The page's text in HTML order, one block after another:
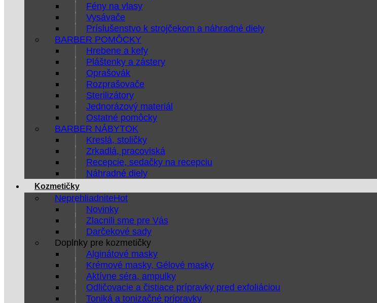
Fény na vlasy
Vysávače
Príslušenstvo k strojčekom a náhradné diely
BARBER POMÔCKY
Hrebene a kefy
Pláštenky a zástery
Oprašovák
Rozprašovače
Sterilizátory
Jednorázový materiál
Ostatné pomôcky
BARBER NÁBYTOK
Kreslá, stoličky
Zrkadlá, pracoviská
Recepcie, sedačky na recepciu
Náhradné diely
Kozmetičky
Neprehliadnite
Novinky
Zlacnili sme pre Vás
Darčekové sady
Doplnky pre kozmetičky
Alginátové masky
Krémové masky, Gélové masky
Aktívne séra, ampulky
Odličovacie a čistiace prípravky pred exfoliáciou
Toniká a tonizačné prípravky